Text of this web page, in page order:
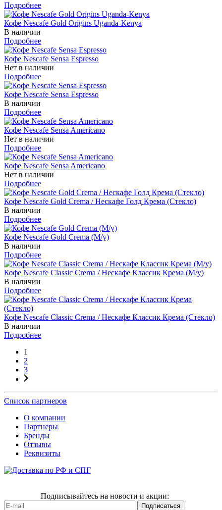
Подробнее
Кофе Nescafe Gold Origins Uganda-Kenya
В наличии
Подробнее
Кофе Nescafe Sensa Espresso
Нет в наличии
Подробнее
Кофе Nescafe Sensa Espresso
В наличии
Подробнее
Кофе Nescafe Sensa Americano
Нет в наличии
Подробнее
Кофе Nescafe Sensa Americano
Нет в наличии
Подробнее
Кофе Nescafe Gold Crema / Нескафе Голд Крема (Стекло)
В наличии
Подробнее
Кофе Nescafe Gold Crema (М/у)
В наличии
Подробнее
Кофе Nescafe Classic Crema / Нескафе Классик Крема (М/у)
В наличии
Подробнее
Кофе Nescafe Classic Crema / Нескафе Классик Крема (Стекло)
В наличии
Подробнее
1
2
3
Список партнеров
О компании
Партнеры
Бренды
Отзывы
Реквизиты
Подписывайтесь на новости и акции: